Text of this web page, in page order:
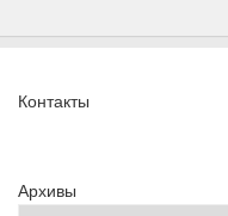
Контакты
Архивы